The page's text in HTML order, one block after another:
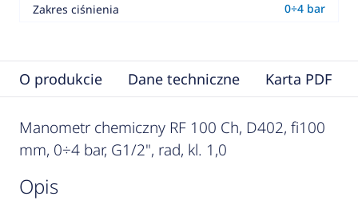
Zakres ciśnienia
0÷4 bar
O produkcie Dane techniczne Karta PDF
Manometr chemiczny RF 100 Ch, D402, fi100
mm, 0÷4 bar, G1/2", rad, kl. 1,0
opis